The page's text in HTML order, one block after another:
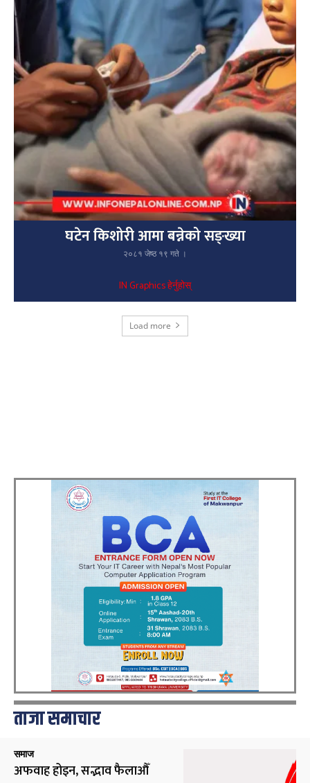
घटेन किशोरी आमा बन्नेको सङ्ख्या
२०८१ जेष्ठ १९ गते ।
IN Graphics हेर्नुहोस्
Load more
ताजा समाचार
समाज
अफवाह होइन, सद्भाव फैलाऔँ